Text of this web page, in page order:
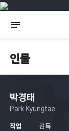
인물
박경태
Park Kyungtae
직업 감독